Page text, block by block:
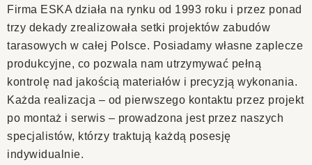
Firma ESKA działa na rynku od 1993 roku i przez ponad
trzy dekady zrealizowała setki projektów zabudów
tarasowych w całej Polsce. Posiadamy własne zaplecze
produkcyjne, co pozwala nam utrzymywać pełną
kontrolę nad jakością materiałów i precyzją wykonania.
Każda realizacja – od pierwszego kontaktu przez projekt
po montaż i serwis – prowadzona jest przez naszych
specjalistów, którzy traktują każdą posesję
indywidualnie.